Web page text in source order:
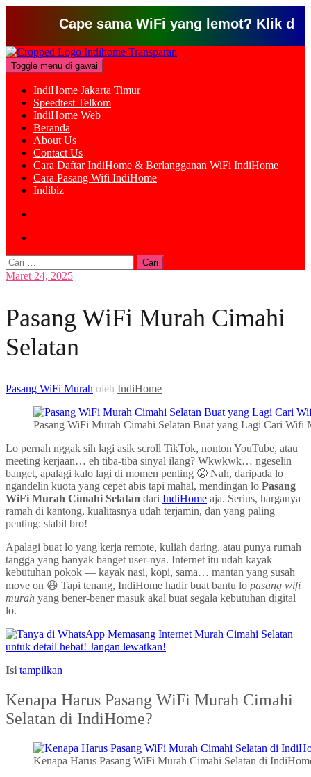
Cape sama WiFi yang lemot? Klik disini
Loncat
ke
konten
Toggle menu di gawai
IndiHome Jakarta Timur
Speedtest Telkom
IndiHome Web
Beranda
About Us
Contact Us
Cara Daftar IndiHome & Berlangganan WiFi IndiHome
Cara Pasang Wifi IndiHome
Indibiz
Cari
untuk:
Maret 24, 2025
Pasang WiFi Murah Cimahi
Selatan
Pasang WiFi Murah oleh IndiHome
Pasang WiFi Murah Cimahi Selatan Buat yang Lagi Cari Wifi
Lo pernah nggak sih lagi asik scroll TikTok, nonton YouTube, atau
meeting kerjaan… eh tiba-tiba sinyal ilang? Wkwkwk… ngeselin
banget, apalagi kalo lagi di momen penting 😤 Nah, daripada lo
ngandelin kuota yang cepet abis tapi mahal, mendingan lo Pasang
WiFi Murah Cimahi Selatan dari IndiHome aja. Serius, harganya
ramah di kantong, kualitasnya udah terjamin, dan yang paling
penting: stabil bro!
Apalagi buat lo yang kerja remote, kuliah daring, atau punya rumah
tangga yang banyak banget user-nya. Internet itu udah kayak
kebutuhan pokok — kayak nasi, kopi, sama… mantan yang susah
move on 😆 Tapi tenang, IndiHome hadir buat bantu lo pasang wifi
murah yang bener-bener masuk akal buat segala kebutuhan digital
lo.
Isi tampilkan
Kenapa Harus Pasang WiFi Murah Cimahi
Selatan di IndiHome?
Kenapa Harus Pasang WiFi Murah Cimahi Selatan di